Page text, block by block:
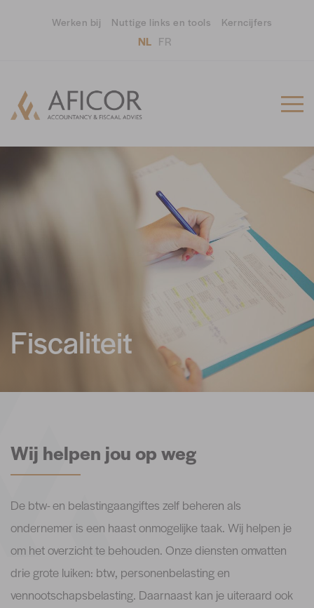
Werken bij Nuttige links en tools Kerncijfers
NL FR
Fiscaliteit
Wij helpen jou op weg
De btw- en belastingaangiftes zelf beheren als
ondernemer is een haast onmogelijke taak. Wij helpen je
om het overzicht te behouden. Onze diensten omvatten
drie grote luiken: btw, personenbelasting en
vennootschapsbelasting. Daarnaast kan je uiteraard ook